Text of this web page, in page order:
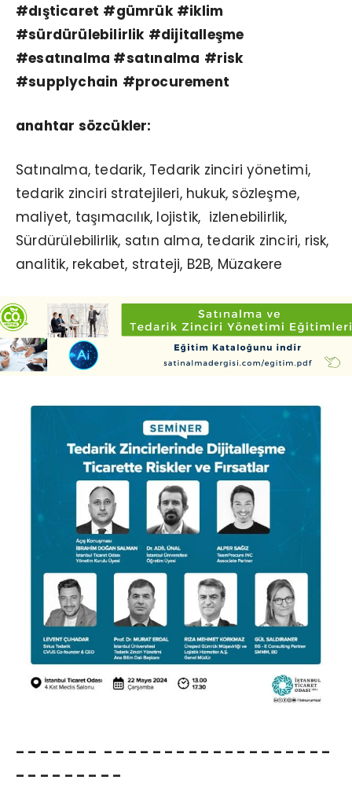
#dışticaret #gümrük #iklim
#sürdürülebilirlik #dijitalleşme
#esatınalma #satınalma #risk
#supplychain #procurement
anahtar sözcükler:
Satınalma, tedarik, Tedarik zinciri yönetimi,
tedarik zinciri stratejileri, hukuk, sözleşme,
maliyet, taşımacılık, lojistik, izlenebilirlik,
Sürdürülebilirlik, satın alma, tedarik zinciri, risk,
analitik, rekabet, strateji, B2B, Müzakere
– – – – – – – – – – – – – – – – – – – – – – – – – –
– – – – – – – – –